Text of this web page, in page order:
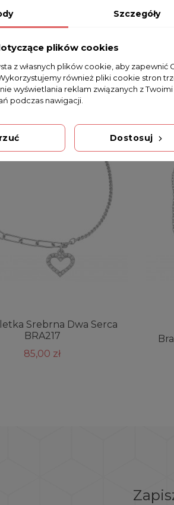
Srebrna Dwa Serca
BRA217
85,00 zł
Szczegóły
plików cookies
z własnych plików cookie, aby zapewnić
również pliki cookie stron
wyświetlania reklam związanych z
podczas nawigacji.
Dostosuj